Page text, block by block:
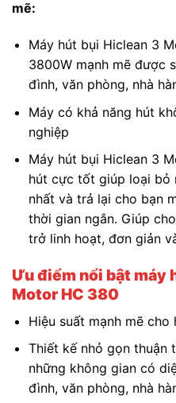
mẽ:
Máy hút bụi Hiclean 3
3800W mạnh mẽ được
đình, văn phòng, nhà
Máy có khả năng hút
nghiệp
Máy hút bụi Hiclean 3
hút cực tốt giúp loại bỏ
nhất và trả lại cho bạn
thời gian ngắn. Giúp
trở linh hoạt, đơn giản
Ưu điểm nổi bật máy
Motor HC 380
Hiệu suất mạnh mẽ cho
Thiết kế nhỏ gọn thuận
những không gian có
đình, văn phòng, nhà